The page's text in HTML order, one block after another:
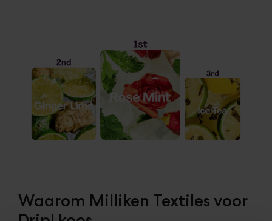
Waarom Milliken Textiles voor